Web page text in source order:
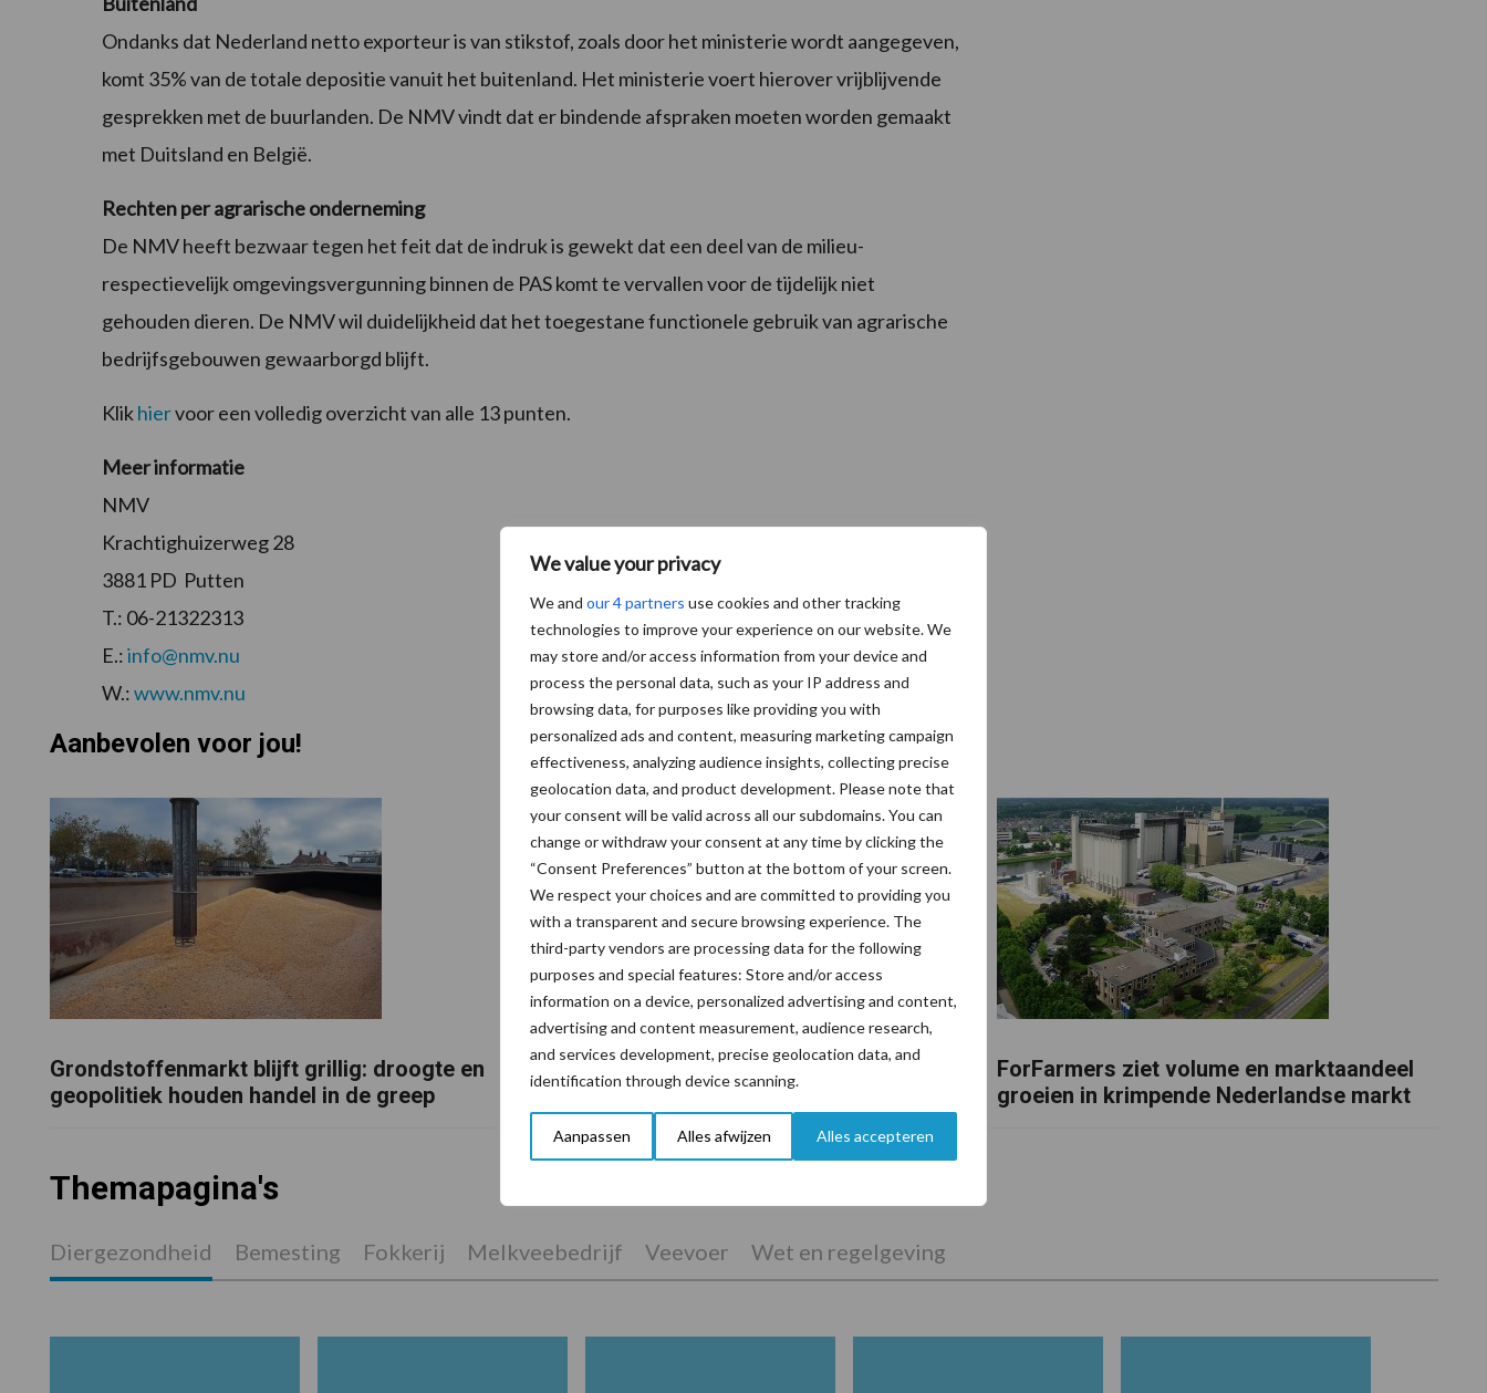
We value your privacy
We and our 4 partners use cookies and other tracking
technologies to improve your experience on our website. We
may store and/or access information from your device and
process the personal data, such as your IP address and
browsing data, for purposes like providing you with
personalized ads and content, measuring marketing campaign
effectiveness, analyzing audience insights, collecting precise
geolocation data, and product development. Please note that
your consent will be valid across all our subdomains. You can
change or withdraw your consent at any time by clicking the
“Consent Preferences” button at the bottom of your screen.
We respect your choices and are committed to providing you
with a transparent and secure browsing experience. The
third-party vendors are processing data for the following
purposes and special features: Store and/or access
information on a device, personalized advertising and content,
advertising and content measurement, audience research,
and services development, precise geolocation data, and
identification through device scanning.
Aanpassen Alles afwijzen Alles accepteren
Ondanks dat Nederland netto exporteur is van stikstof, zoals door het ministerie wordt aangegeven,
komt 35% van de totale depositie vanuit het buitenland. Het ministerie voert hierover vrijblijvende
gesprekken met de buurlanden. De NMV vindt dat er bindende afspraken moeten worden gemaakt
met Duitsland en België.
Rechten per agrarische onderneming
De NMV heeft bezwaar tegen het feit dat de indruk is gewekt dat een deel van de milieu-
respectievelijk omgevingsvergunning binnen de PAS komt te vervallen voor de tijdelijk niet
gehouden dieren. De NMV wil duidelijkheid dat het toegestane functionele gebruik van agrarische
bedrijfsgebouwen gewaarborgd blijft.
Klikhiervoor een volledig overzicht van alle 13 punten.
Meer informatie
NMV
Krachtighuizerweg 28
3881 PD Putten
T.: 06-21322313
E.:info@nmv.nu
W.:www.nmv.nu
Aanbevolen voor jou!
Grondstoffenmarkt blijft grillig: droogte en
geopolitiek houden handel in de greep
De speenhuid: een vaak onderschatte
risicofactor voor mastitis
ForFarmers ziet volume en marktaandeel
groeien in krimpende Nederlandse markt
Themapagina's
Diergezondheid Bemesting Fokkerij Melkveebedrijf Veevoer Wet en regelgeving